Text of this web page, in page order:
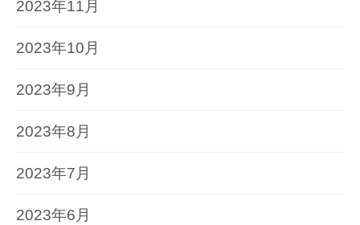
2023年11月
2023年10月
2023年9月
2023年8月
2023年7月
2023年6月